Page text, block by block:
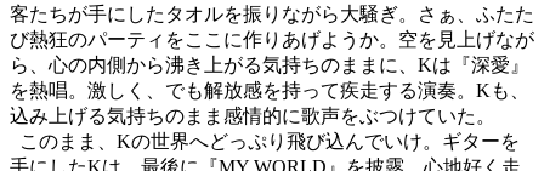
客たちが手にしたタオルを振りながら大騒ぎ。さぁ、ふたた
び熱狂のパーティをここに作りあげようか。空を見上げなが
ら、心の内側から沸き上がる気持ちのままに、 Kは『深愛』
を熱唱。激しく、でも解放感を持って疾走する演奏。 K も、
込み上げる気持ちのまま感情的に歌声をぶつけていた。
このまま、 Kの世界へどっぷり飛び込んでいけ。ギターを
手にしたKは、最後に『MY WORLD 』を披露。心地好く走